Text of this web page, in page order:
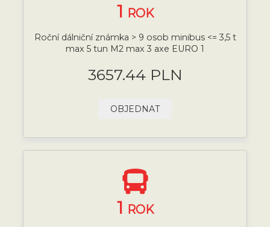
1 ROK
Roční dálniční známka > 9 osob minibus <= 3,5 t
max 5 tun M2 max 3 axe EURO 1
3657.44 PLN
OBJEDNAT
1 ROK